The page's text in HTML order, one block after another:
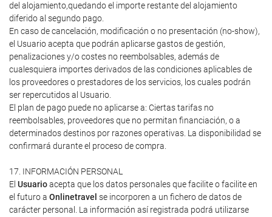
del alojamiento,quedando el importe restante del alojamiento
diferido al segundo pago.
En caso de cancelación, modificación o no presentación (no-show),
el Usuario acepta que podrán aplicarse gastos de gestión,
penalizaciones y/o costes no reembolsables, además de
cualesquiera importes derivados de las condiciones aplicables de
los proveedores o prestadores de los servicios, los cuales podrán
ser repercutidos al Usuario.
El plan de pago puede no aplicarse a: Ciertas tarifas no
reembolsables, proveedores que no permitan financiación, o a
determinados destinos por razones operativas. La disponibilidad se
confirmará durante el proceso de compra.
17. INFORMACIÓN PERSONAL
El Usuarioacepta que los datos personales que facilite o facilite en
el futuro a Onlinetravel se incorporen a un fichero de datos de
carácter personal. La información así registrada podrá utilizarse